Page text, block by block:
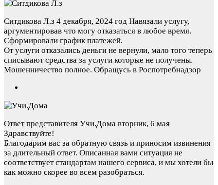
Ситдикова Л.з 4 декабря, 2024 год Навязали услугу,
аргументировав что могу отказаться в любое время.
Сформировали график платежей.
От услуги отказались деньги не вернули, мало того теперь
списывают средства за услуги которые не получены.
Мошенничество полное. Обращусь в Роспотребнадзор
Ответ представителя Учи.Дома вторник, 6 мая
Здравствуйте!
Благодарим вас за обратную связь и приносим извинения
за длительный ответ. Описанная вами ситуация не
соответствует стандартам нашего сервиса, и мы хотели бы
как можно скорее во всем разобраться.